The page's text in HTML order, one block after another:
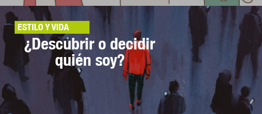
ESTILO Y VIDA
¿Descubrir o decidir
quién soy?